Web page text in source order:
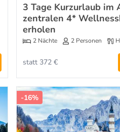
3 Tage Kurzurlaub im
zentralen 4*
erholen
2 Nächte 2 Personen
statt 372 €
-16%